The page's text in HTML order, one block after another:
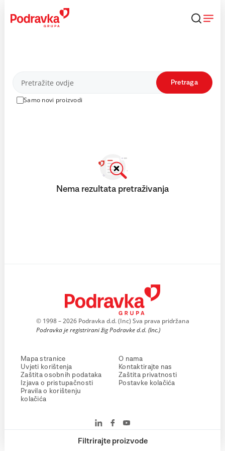
content
Proizvodi
Samo novi proizvodi
Pretraga
Filtrirajte proizvode
Nema rezultata pretraživanja
© 1998 – 2026 Podravka d.d. (Inc) Sva prava pridržana
Podravka je registrirani žig Podravke d.d. (Inc.)
Mapa stranice
Uvjeti korištenja
Zaštita osobnih podataka
Izjava o pristupačnosti
Pravila o korištenju
kolačića
O nama
Kontaktirajte nas
Zaštita privatnosti
Postavke kolačića